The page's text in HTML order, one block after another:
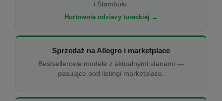
i Stambułu.
Hurtownia odzieży tureckiej →
Sprzedaż na Allegro i marketplace
Bestsellerowe modele z aktualnymi stanami —
pasujące pod listingi marketplace.